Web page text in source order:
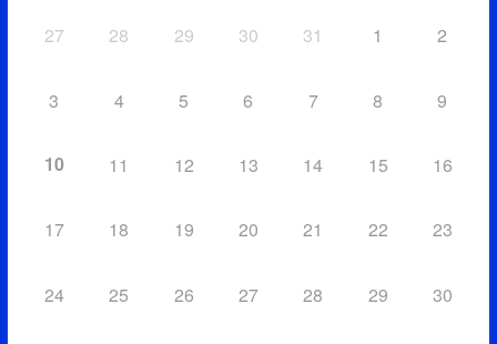
27 28 29 30 31 1 2
3 4 5 6 7 8 9
10 11 12 13 14 15 16
17 18 19 20 21 22 23
24 25 26 27 28 29 30